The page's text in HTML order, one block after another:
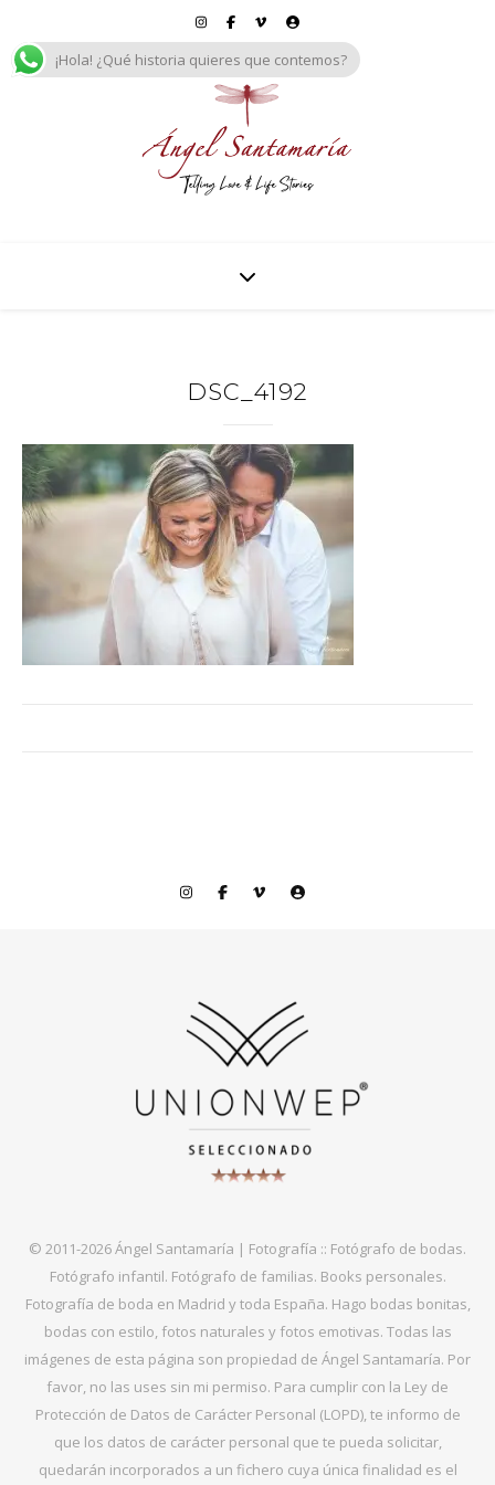
DSC_4192
© 2011-2026 Ángel Santamaría | Fotografía :: Fotógrafo de bodas.
Fotógrafo infantil. Fotógrafo de familias. Books personales.
Fotografía de boda en Madrid y toda España. Hago bodas bonitas,
bodas con estilo, fotos naturales y fotos emotivas. Todas las
imágenes de esta página son propiedad de Ángel Santamaría. Por
favor, no las uses sin mi permiso. Para cumplir con la Ley de
Protección de Datos de Carácter Personal (LOPD), te informo de
que los datos de carácter personal que te pueda solicitar,
quedarán incorporados a un fichero cuya única finalidad es el
¡Hola! ¿Qué historia quieres que contemos?